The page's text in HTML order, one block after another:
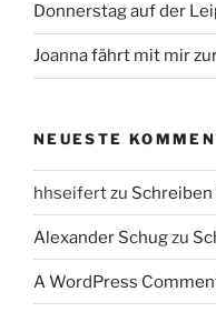
Donnerstag auf der
Joanna fährt mit mir
NEUESTE
hhseifertzu
Alexander Schugzu
A WordPress